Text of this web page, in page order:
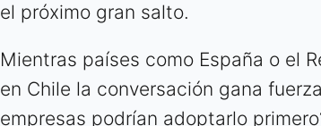
el próximo gran salto.
Mientras países como España o el
en Chile la conversación gana
empresas podrían adoptarlo